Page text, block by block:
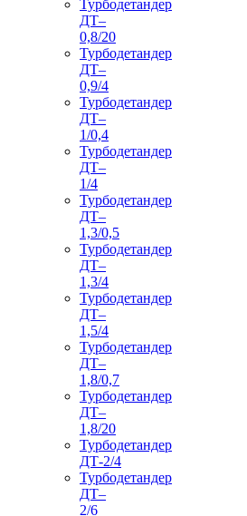
Турбодетандер
ДТ–
0,8/20
Турбодетандер
ДТ–
0,9/4
Турбодетандер
ДТ–
1/0,4
Турбодетандер
ДТ–
1/4
Турбодетандер
ДТ–
1,3/0,5
Турбодетандер
ДТ–
1,3/4
Турбодетандер
ДТ–
1,5/4
Турбодетандер
ДТ–
1,8/0,7
Турбодетандер
ДТ–
1,8/20
Турбодетандер
ДТ-2/4
Турбодетандер
ДТ–
2/6